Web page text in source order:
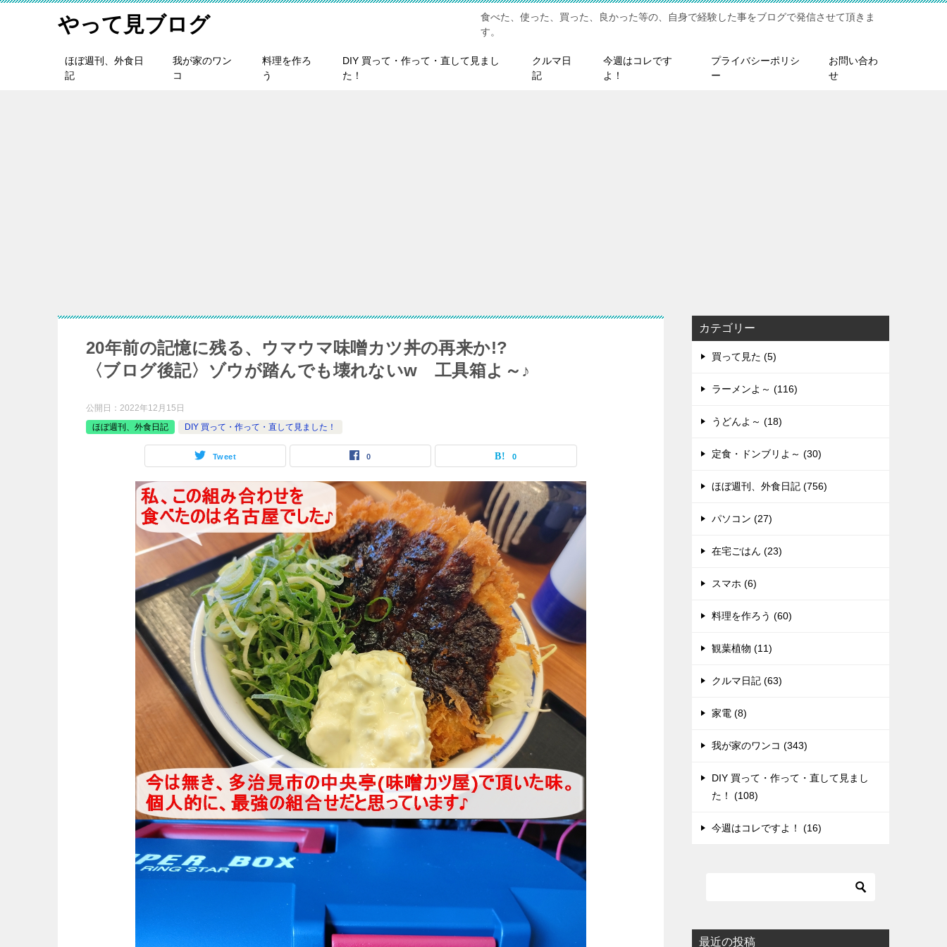
やって見ブログ
食べた、使った、買った、良かった等の、自身で経験した事をブログで発信させて頂きま
す。
ほぼ週刊、外食日
記
我が家のワン
コ
料理を作ろ
う
DIY 買って・作って・直して見まし
た！
クルマ日
記
今週はコレです
よ！
プライバシーポリシ
ー
お問い合わ
せ
20年前の記憶に残る、ウマウマ味噌カツ丼の再来か!?
〈ブログ後記〉ゾウが踏んでも壊れないw 工具箱よ～♪
公開日： 2022年12月15日
ほぼ週刊、外食日記
DIY 買って・作って・直して見ました！
Tweet 0 0
カテゴリー
買って見た (5)
ラーメンよ～ (116)
うどんよ～ (18)
定食・ドンブリよ～ (30)
ほぼ週刊、外食日記 (756)
パソコン (27)
在宅ごはん (23)
スマホ (6)
料理を作ろう (60)
観葉植物 (11)
クルマ日記 (63)
家電 (8)
我が家のワンコ (343)
DIY 買って・作って・直して見まし
た！ (108)
今週はコレですよ！ (16)
最近の投稿